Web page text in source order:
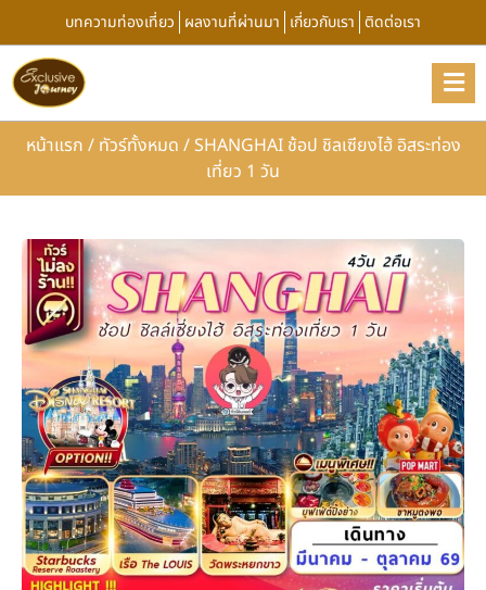
บทความท่องเที่ยว ผลงานที่ผ่านมา เกี่ยวกับเรา ติดต่อเรา
หน้าแรก / ทัวร์ทั้งหมด / SHANGHAI ช้อป ชิลเซียงไฮ้ อิสระท่อง
เที่ยว 1 วัน